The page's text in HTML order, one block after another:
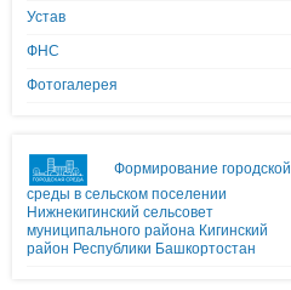
Устав
ФНС
Фотогалерея
Формирование городской
среды в сельском поселении
Нижнекигинский сельсовет
муниципального района Кигинский
район Республики Башкортостан